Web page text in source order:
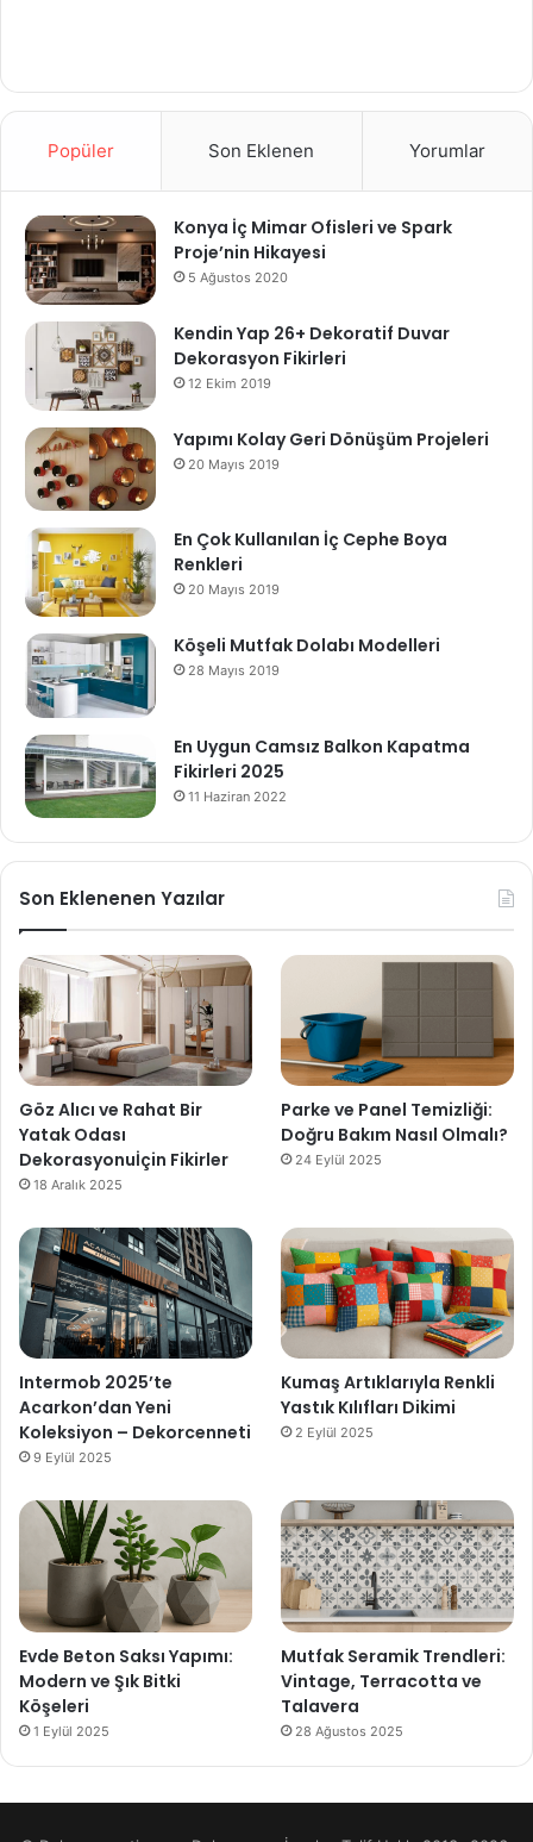
Popüler Son Eklenen Yorumlar
Konya İç Mimar Ofisleri ve Spark
Proje’nin Hikayesi
5 Ağustos 2020
Kendin Yap 26+ Dekoratif Duvar
Dekorasyon Fikirleri
12 Ekim 2019
Yapımı Kolay Geri Dönüşüm Projeleri
20 Mayıs 2019
En Çok Kullanılan İç Cephe Boya
Renkleri
20 Mayıs 2019
Köşeli Mutfak Dolabı Modelleri
28 Mayıs 2019
En Uygun Camsız Balkon Kapatma
Fikirleri 2025
11 Haziran 2022
Son Eklenenen Yazılar
Göz Alıcı ve Rahat Bir
Yatak Odası
Dekorasyonuİçin Fikirler
18 Aralık 2025
Parke ve Panel Temizliği:
Doğru Bakım Nasıl Olmalı?
24 Eylül 2025
Intermob 2025’te
Acarkon’dan Yeni
Koleksiyon – Dekorcenneti
9 Eylül 2025
Kumaş Artıklarıyla Renkli
Yastık Kılıfları Dikimi
2 Eylül 2025
Evde Beton Saksı Yapımı:
Modern ve Şık Bitki
Köşeleri
1 Eylül 2025
Mutfak Seramik Trendleri:
Vintage, Terracotta ve
Talavera
28 Ağustos 2025